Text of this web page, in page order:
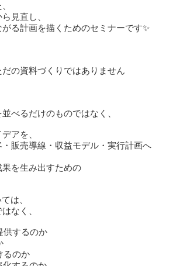
見直し、
る計画を描くためのセミナーです✨
の資料づくりではありません
べるだけのものではなく、
アを、
販売導線・収益モデル・実行計画へ
を生み出すための
は、
なく、
供するのか
るのか